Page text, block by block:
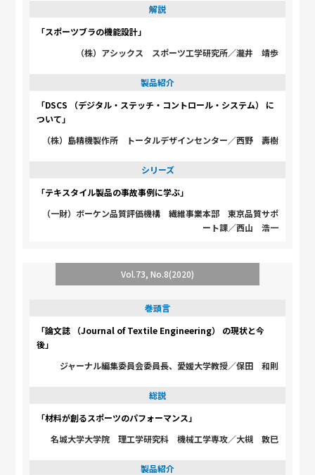
解説
「スポーツブラの機能設計」
（株）アシックス スポーツ工学研究所／瀧井 靖歩
製品紹介
「DSCS （デジタル・ステッチ・コントロール・システム） に
ついて」
（株）島精機製作所 トータルデザインセンター／西野 壽樹
シリーズ
「テキスタイル製品の事故事例に学ぶ」
（一財）ボーケン品質評価機構 繊維事業本部 東京品質サポ
ート課／西山 浩一
Vol.73, No.8(2020)
巻頭言
「論文誌 （Journal of Textile Engineering） の現状と今
後」
ジャーナル編集委員会委員長、愛媛大学教授／保田 和則
総説
「材料が創るスポーツのパフォーマンス」
名城大学大学院 理工学研究科 機械工学専攻／大槻 敦巳
製品紹介